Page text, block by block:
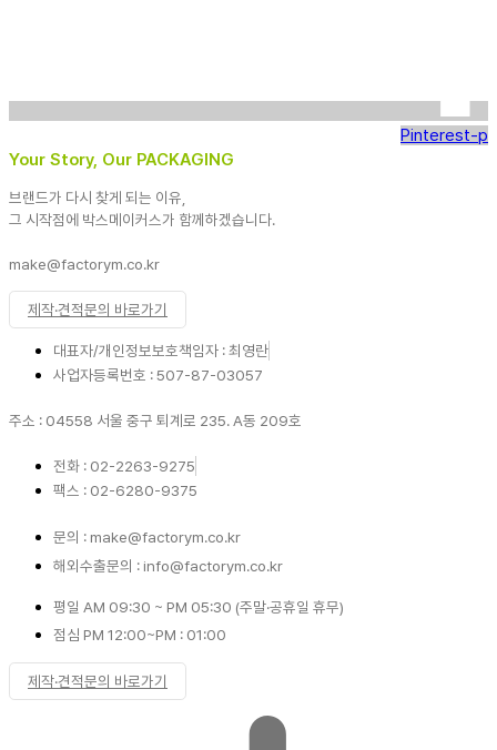
Pinterest-p
Your Story, Our PACKAGING
브랜드가 다시 찾게 되는 이유,
그 시작점에 박스메이커스가 함께하겠습니다.
make@factorym.co.kr
제작·견적문의 바로가기
대표자/개인정보보호책임자 : 최영란
사업자등록번호 : 507-87-03057
주소 : 04558 서울 중구 퇴계로 235. A동 209호
전화 : 02-2263-9275
팩스 : 02-6280-9375
문의 : make@factorym.co.kr
해외수출문의 : info@factorym.co.kr
평일 AM 09:30 ~ PM 05:30 (주말·공휴일 휴무)
점심 PM 12:00~PM : 01:00
제작·견적문의 바로가기